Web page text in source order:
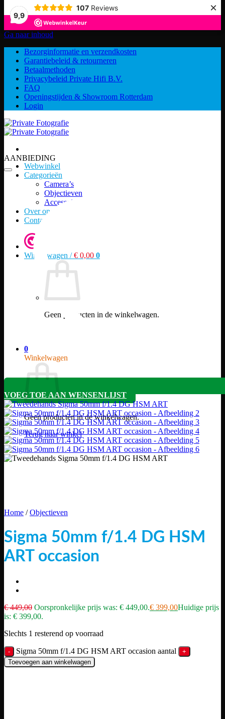
9,9
107 Reviews ×
Ga naar inhoud
Bezorginformatie en verzendkosten
Garantiebeleid & retourneren
Betaalmethoden
Privacybeleid Private Hifi B.V.
FAQ
Openingstijden & Showroom Rotterdam
Login
Webwinkel
Categorieën
Camera’s
Objectieven
Accessoires
Over ons
Contact
Winkelwagen /€ 0,00 0
Geen producten in de winkelwagen.
0
Winkelwagen
Geen producten in de winkelwagen.
Terug naar winkel
AANBIEDING
VOEG TOE AAN WENSENLIJST
Home / Objectieven
Sigma 50mm f/1.4 DG HSM
ART occasion
€449,00 Oorspronkelijke prijs was: € 449,00.€ 399,00Huidige prijs
is: € 399,00.
Slechts 1 resterend op voorraad
Sigma 50mm f/1.4 DG HSM ART occasion aantal
Toevoegen aan winkelwagen